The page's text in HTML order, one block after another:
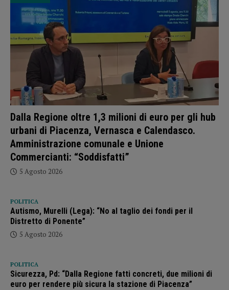
Dalla Regione oltre 1,3 milioni di euro per gli hub
urbani di Piacenza, Vernasca e Calendasco.
Amministrazione comunale e Unione
Commercianti: “Soddisfatti”
5 Agosto 2026
POLITICA
Autismo, Murelli (Lega): “No al taglio dei fondi per il
Distretto di Ponente”
5 Agosto 2026
POLITICA
Sicurezza, Pd: “Dalla Regione fatti concreti, due milioni di
euro per rendere più sicura la stazione di Piacenza”